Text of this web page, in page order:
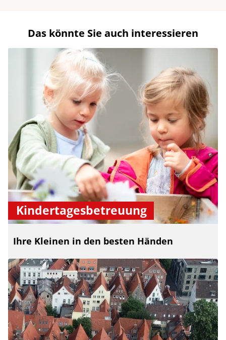
Das könnte Sie auch interessieren
Kindertagesbetreuung
Ihre Kleinen in den besten Händen